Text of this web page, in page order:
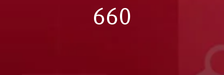
660